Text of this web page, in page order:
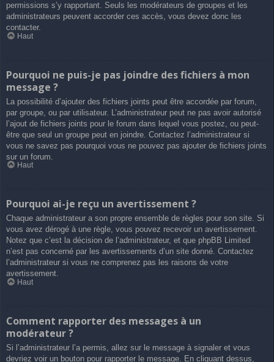
permissions s’y rapportant. Seuls les modérateurs de groupes et les
administrateurs peuvent accorder ces accès, vous devez donc les
contacter.
Haut
Pourquoi ne puis-je pas joindre des fichiers à mon
message ?
La possibilité d’ajouter des fichiers joints peut être accordée par forum,
par groupe, ou par utilisateur. L’administrateur peut ne pas avoir autorisé
l’ajout de fichiers joints pour le forum dans lequel vous postez, ou peut-
être que seul un groupe peut en joindre. Contactez l’administrateur si
vous ne savez pas pourquoi vous ne pouvez pas ajouter de fichiers joints
sur un forum.
Haut
Pourquoi ai-je reçu un avertissement ?
Chaque administrateur a son propre ensemble de règles pour son site. Si
vous avez dérogé à une règle, vous pouvez recevoir un avertissement.
Notez que c’est la décision de l’administrateur, et que phpBB Limited
n’est pas concerné par les avertissements d’un site donné. Contactez
l’administrateur si vous ne comprenez pas les raisons de votre
avertissement.
Haut
Comment rapporter des messages à un
modérateur ?
Si l’administrateur l’a permis, allez sur le message à signaler et vous
devriez voir un bouton pour rapporter le message. En cliquant dessus,